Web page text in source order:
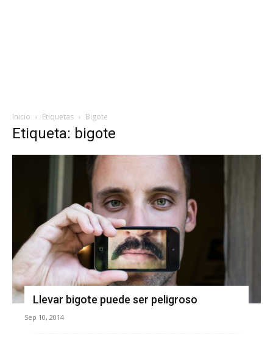
Inicio Etiquetas Bigote
Etiqueta: bigote
Llevar bigote puede ser peligroso
Sep 10, 2014